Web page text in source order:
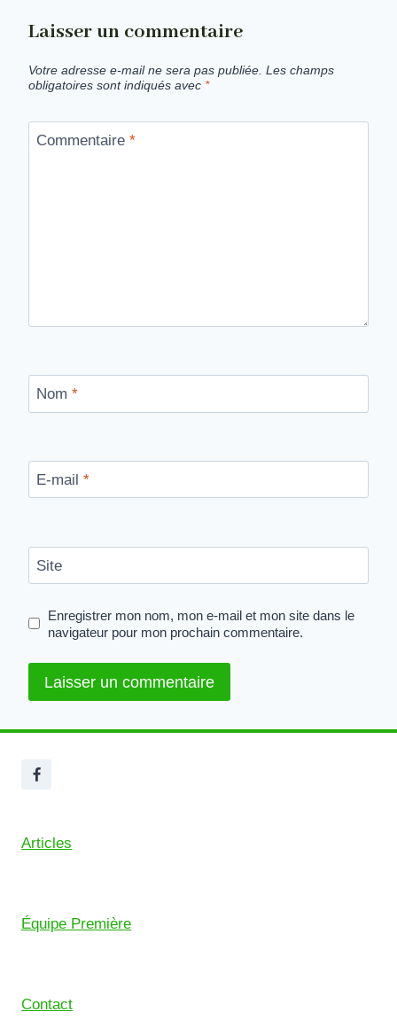
Laisser un commentaire
Votre adresse e-mail ne sera pas publiée. Les champs
obligatoires sont indiqués avec *
Commentaire *
Nom *
E-mail *
Site
Enregistrer mon nom, mon e-mail et mon site dans le
navigateur pour mon prochain commentaire.
Articles
Équipe Première
Contact